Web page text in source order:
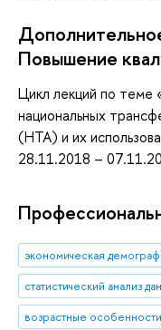
Повышение
Цикл лекций по теме
национальных
(НТА) и их
28.11.2018 –
экономическая
статистический анализ
возрастные